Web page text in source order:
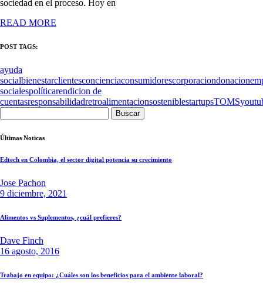
sociedad en el proceso. Hoy en
READ MORE
POST TAGS:
ayuda
socialbienestarclientesconcienciaconsumidorescorporaciondonacion
socialespolíticarendicion de
cuentasresponsabilidadretroalimentacionsosteniblestartupsTOMS
Últimas Noticas
Edtech en Colombia, el sector digital potencia su crecimiento
Jose Pachon
9 diciembre, 2021
Alimentos vs Suplementos, ¿cuál prefieres?
Dave Finch
16 agosto, 2016
Trabajo en equipo: ¿Cuáles son los beneficios para el ambiente laboral?